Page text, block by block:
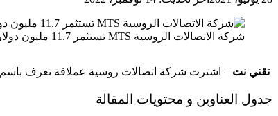
شركة الاتصالات الروسية MTS تستثمر 11.7 مليون دولار في شركة بلوكشين
تقني نت – اشترت شركة اتصالات روسية عملاقة تعرف باسم MTS ما نسبته 51% من Factorin التي تعرف بأنها خدمة تمويل تجارية يقع مركزها في روسيا، مقابل 11.7 مليون دولار.
جدول العناوين و محتويات المقالة